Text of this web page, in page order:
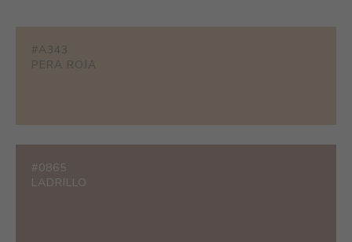
#A343
PERA ROJA
#0865
LADRILLO